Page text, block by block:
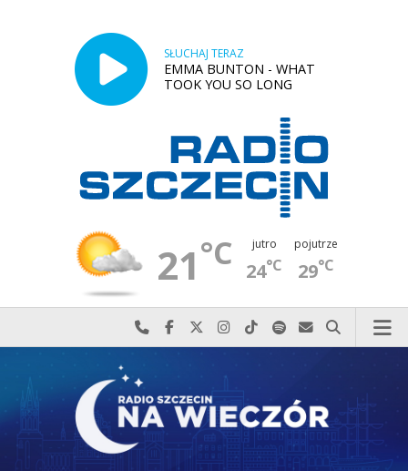
SŁUCHAJ TERAZ
EMMA BUNTON - WHAT
TOOK YOU SO LONG
21°C jutro
24°C
pojutrze
29°C
Najlepiej po prostu do nas zadzwoń
Odwiedź nas na Facebook-u
Odwiedź nas na X
Odwiedź nas na Instagram-ie
Odwiedź nas na TikTok-u
Szukaj nas na Spotify
Wyślij do nas
Szukaj